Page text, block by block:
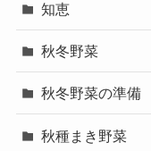
知恵
秋冬野菜
秋冬野菜の準備
秋種まき野菜